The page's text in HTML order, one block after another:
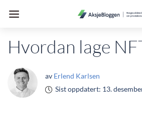
Hvordan lage
av Erlend Karlsen
Sist oppdatert: 13.